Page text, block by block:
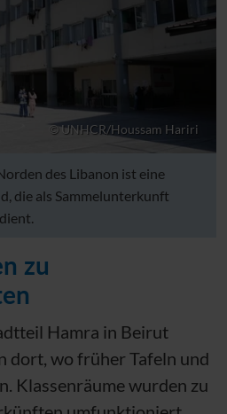
© UNHCR/Houssam Hariri
des Libanon ist eine
die als Sammelunterkunft
zu
Hamra in Beirut
dort, wo früher Tafeln und
Klassenräume wurden zu